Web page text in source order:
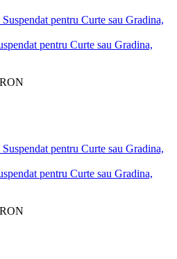
pentru Curte sau Gradina,
RON
pentru Curte sau Gradina,
RON